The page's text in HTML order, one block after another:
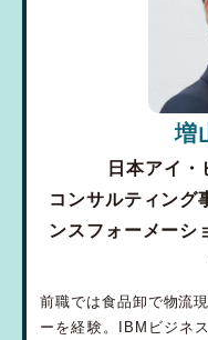
増
日本アイ
コンサルティング
ンスフォーメーシ
前職では食品卸で物流
ーを経験。IBMビジネ